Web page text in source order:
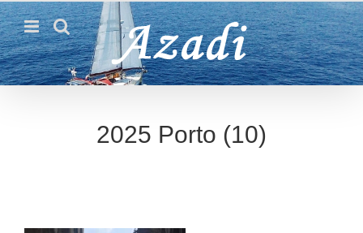
Passer
au
contenu
2025 Porto (10)